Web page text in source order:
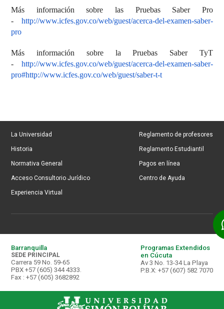
Más información sobre las Pruebas Saber Pro
- http://www.icfes.gov.co/web/guest/acerca-del-examen-saber-
pro
Más información sobre la Pruebas Saber TyT
- http://www.icfes.gov.co/web/guest/acerca-del-examen-saber-
pro#http://www.icfes.gov.co/web/guest/saber-t-t
La Universidad
Historia
Normativa General
Acceso Consultorio Jurídico
Experiencia Virtual
Reglamento de profesores
Reglamento Estudiantil
Pagos en línea
Centro de Ayuda
Barranquilla
SEDE PRINCIPAL
Carrera 59 No. 59-65
PBX +57 (605) 344 4333.
Fax : +57 (605) 3682892
Programas Extendidos
en Cúcuta
Av 3 No. 13-34 La Playa
P.B.X: +57 (607) 582 7070